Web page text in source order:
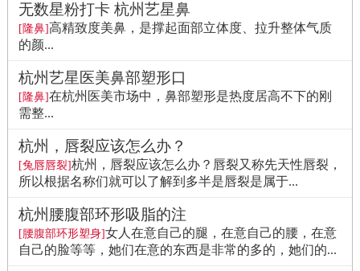
无数星粉打卡 杭州艺星鼻
[隆鼻]高精致度美鼻，是撑起面部立体度、拉升整体气质
的颜...
杭州艺星医美鼻部塑形口
[隆鼻]在杭州医美市场中，鼻部塑形是热度居高不下的刚
需整...
杭州，唇裂应该怎么办？
[兔唇唇裂]杭州，唇裂应该怎么办？唇裂又称先天性唇裂，
所以根据名称们就可以了解到多半是唇裂是属于...
杭州腰腹部环形吸脂的注
[腰腹部环形塑身]女人在意自己的腿，在意自己的腰，在意
自己的脸等等，她们在意的东西是非常的多的，她们的...